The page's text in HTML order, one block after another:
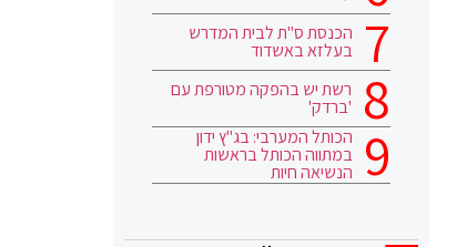
הכנסת ס"ת לבית המדרש
בעלזא באשדוד
רשת יש בהפקה מטורפת עם
'ברדק'
הכותל המערבי: בג"ץ ידון
במתווה הכותל בראשות
הנשיאה חיות